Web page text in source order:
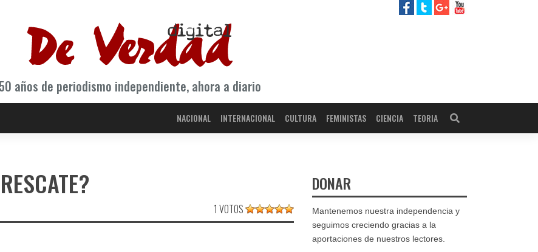
50 años de periodismo independiente, ahora a diario
NACIONAL INTERNACIONAL CULTURA FEMINISTAS CIENCIA TEORIA
1 VOTOS
DONAR
Mantenemos nuestra independencia y
seguimos creciendo gracias a la
aportaciones de nuestros lectores.